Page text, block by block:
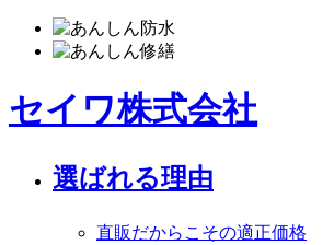
セイワ株式会社
選ばれる理由
直販だからこその適正価格